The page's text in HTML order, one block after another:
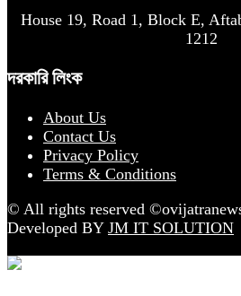
House 19, Road 1, Block E,
1212
দরকারি লিংক
About Us
Contact Us
Privacy Policy
Terms & Conditions
© All rights reserved
Developed BY JM IT SOLUTION